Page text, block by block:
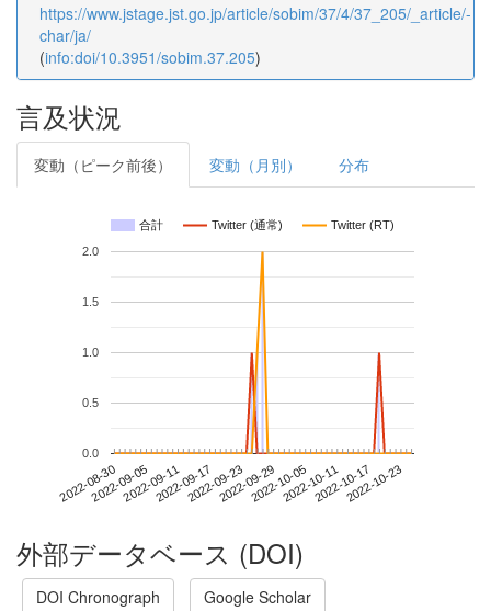
https://www.jstage.jst.go.jp/article/sobim/37/4/37_205/_article/-
char/ja/
(info:doi/10.3951/sobim.37.205)
言及状況
変動（ピーク前後） 変動（月別） 分布
合計 Twitter (通常) Twitter (RT)
2022-08-302022-09-052022-09-112022-09-172022-09-232022-09-292022-10-052022-10-112022-10-172022-10-23
0.0
0.5
1.0
1.5
2.0
外部データベース (DOI)
DOI Chronograph Google Scholar